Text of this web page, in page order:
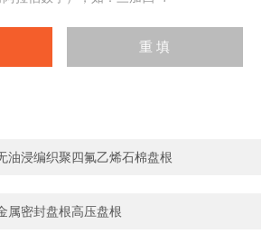
油浸编织聚四氟乙烯石棉盘根
属密封盘根高压盘根